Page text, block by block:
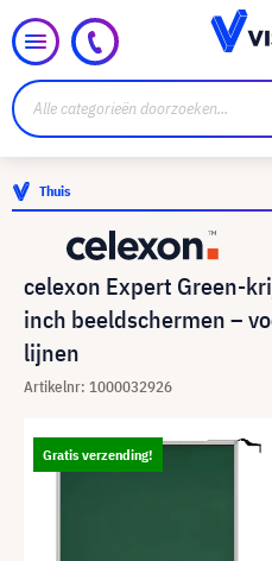
Thuis
celexon Expert Green-
inch beeldschermen –
lijnen
Artikelnr: 1000032926
Gratis verzending!